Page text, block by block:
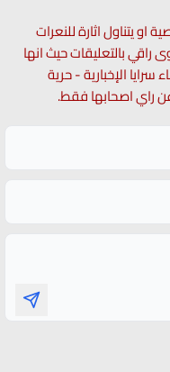
يتناول اثارة للنعرات
راقي بالتعليقات حيث انها
الإخبارية - حرية
راي اصحابها فقط.